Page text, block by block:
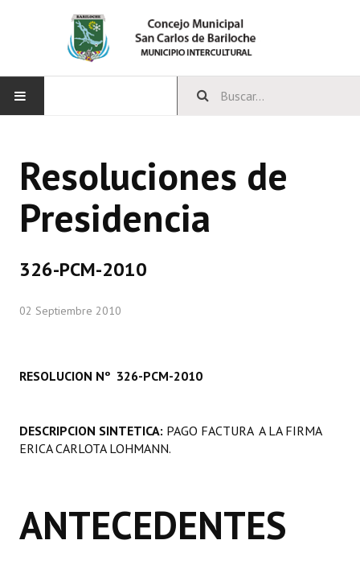
CONCEJO
Bloques Políticos
Comisiones Permanentes
Comisiones Especiales
Programas
Constitución Nacional
Carta Orgánica 2007
Resoluciones de
Presidencia
326-PCM-2010
02 Septiembre 2010
RESOLUCION Nº 326-PCM-2010
DESCRIPCION SINTETICA: PAGO FACTURA A LA FIRMA
ERICA CARLOTA LOHMANN.
ANTECEDENTES